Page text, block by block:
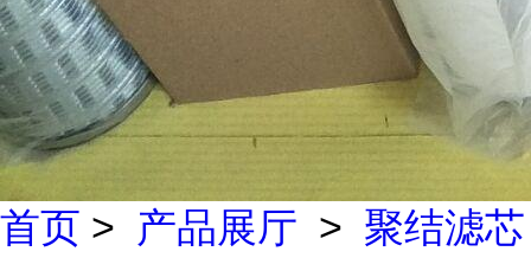
首页 > 产品展厅 > 聚结滤芯